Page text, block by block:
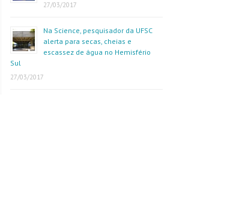
27/03/2017
Na Science, pesquisador da UFSC
alerta para secas, cheias e
escassez de água no Hemisfério
Sul
27/03/2017